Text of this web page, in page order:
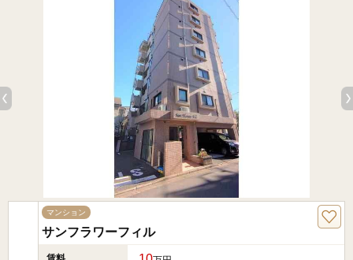
マンション
サンフラワーフィル